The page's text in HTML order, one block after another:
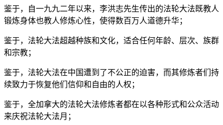
鉴于，自一九九二年以来，李洪志先生传出的法轮大法既教人
锻炼身体也教人修炼心性，使得数百万人道德升华；
鉴于，法轮大法超越种族和文化，适合任何年龄、层次、族群
和宗教；
鉴于，法轮大法在中国遭到了不公正的迫害，而其修炼者们持
续致力于恢复他们信仰和自由的人权；
鉴于，全加拿大的法轮大法修炼者都在以各种形式和公众活动
来庆祝法轮大法月；